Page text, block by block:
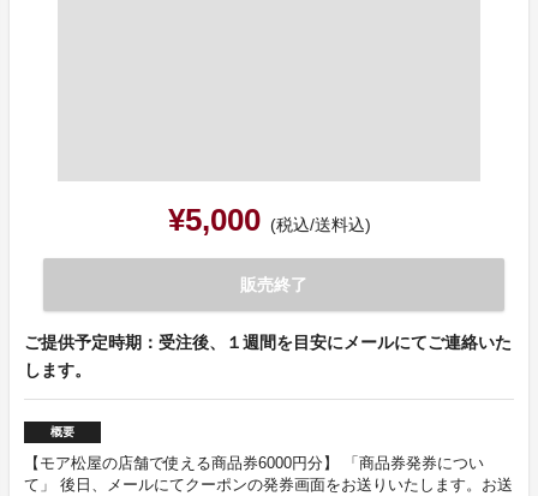
¥5,000 (税込/送料込)
販売終了
ご提供予定時期：受注後、１週間を目安にメールにてご連絡いた
します。
概要
【モア松屋の店舗で使える商品券6000円分】 「商品券発券につい
て」 後日、メールにてクーポンの発券画面をお送りいたします。お送